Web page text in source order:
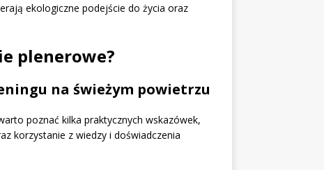
ekologiczne podejście do życia oraz
plenerowe?
na świeżym powietrzu
poznać kilka praktycznych wskazówek,
korzystanie z wiedzy i doświadczenia